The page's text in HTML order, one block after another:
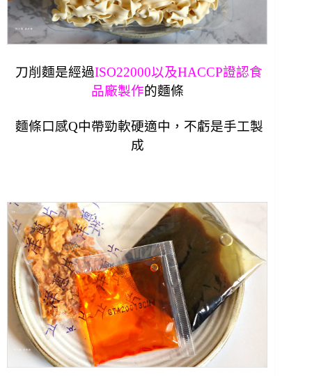
刀削麵是經過ISO22000以及HACCP證認食
品廠製作的麵條
麵條口感Q中帶勁軟硬適中，不虧是手工製
成